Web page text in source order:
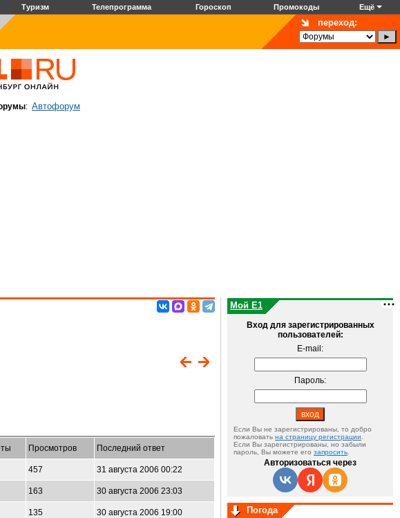
Туризм Телепрограмма Гороскоп Промокоды Ещё
переход:
: Автофорум
Просмотров Последний ответ
457 31 августа 2006 00:22
163 30 августа 2006 23:03
135 30 августа 2006 19:00
Мой E1
Вход для зарегистрированных
пользователей:
E-mail:
Пароль:
Если Вы не зарегистрированы, то добро
пожаловать на страницу регистрации
Если Вы зарегистрированы, но забыли
пароль, Вы можете его запросить
Авторизоваться через
Погода